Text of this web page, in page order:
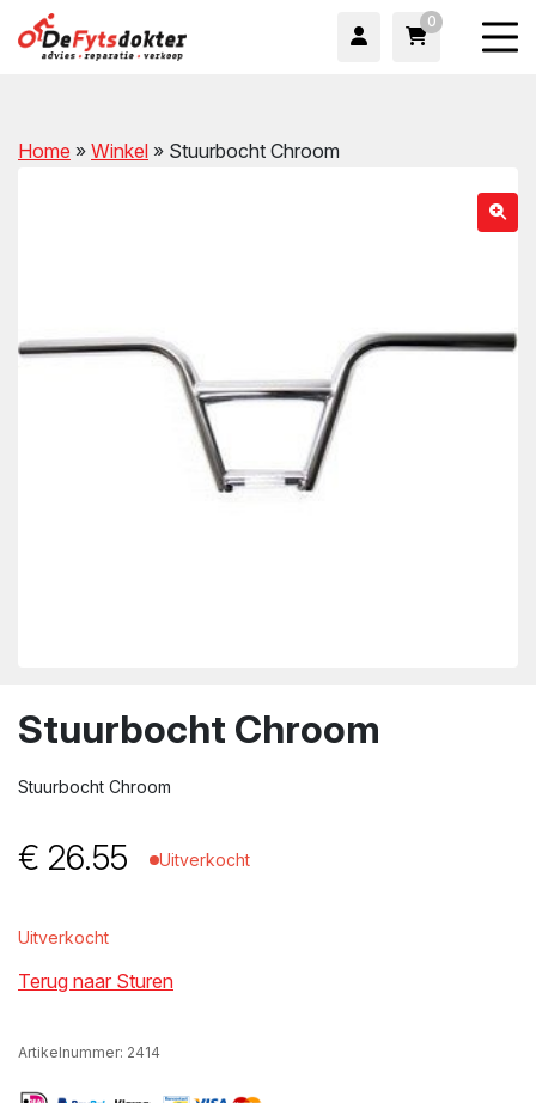
0
Home » Winkel » Stuurbocht Chroom
Stuurbocht Chroom
Stuurbocht Chroom
€ 26.55 Uitverkocht
Uitverkocht
Terug naar Sturen
Artikelnummer: 2414